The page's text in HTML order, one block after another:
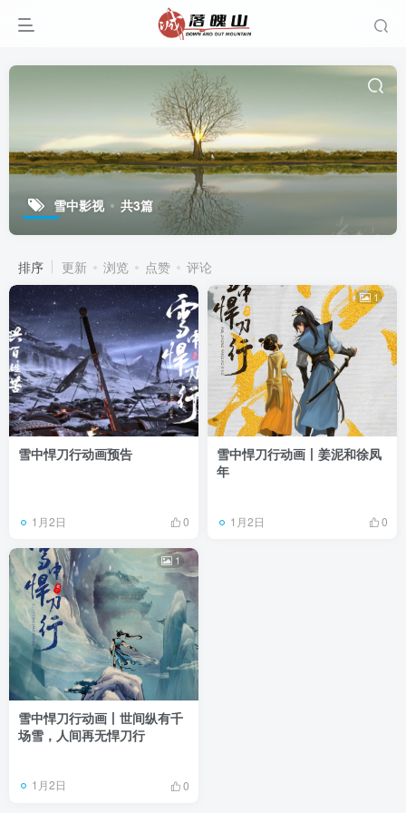
雪中影视 共3篇
排序 更新 浏览 点赞 评论
雪中悍刀行动画预告
1月2日 0
1
雪中悍刀行动画丨姜泥和徐凤
年
1月2日 0
1
雪中悍刀行动画丨世间纵有千
场雪，人间再无悍刀行
1月2日 0